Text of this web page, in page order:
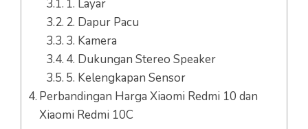
1. Layar
2. Dapur Pacu
3. Kamera
4. Dukungan Stereo Speaker
5. Kelengkapan Sensor
Perbandingan Harga Xiaomi Redmi 10 dan
Xiaomi Redmi 10C